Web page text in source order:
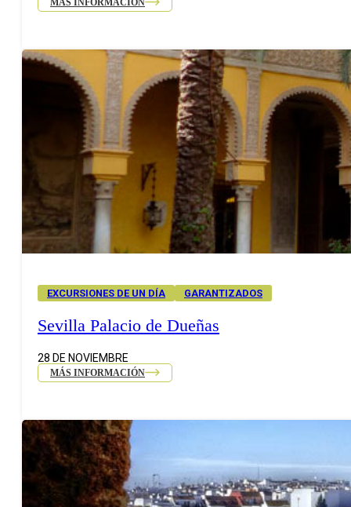
MÁS INFORMACIÓN
EXCURSIONES DE UN DÍA GARANTIZADOS
Sevilla Palacio de Dueñas
28 DE NOVIEMBRE
MÁS INFORMACIÓN